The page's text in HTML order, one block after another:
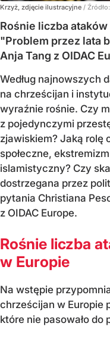
Krzyż, zdjęcie ilustracyjne / Źródło:
Rośnie liczba
"Problem przez lata
Anja Tang z OIDAC
Według najnowszych
na chrześcijan i
wyraźnie rośnie. Czy
z pojedynczymi
zjawiskiem? Jaką rolę
społeczne,
islamistyczny? Czy
dostrzegana przez
pytania Christiana
z OIDAC Europe.
Rośnie liczba
w Europie
Na wstępie
chrześcijan w Europie
które nie pasowało